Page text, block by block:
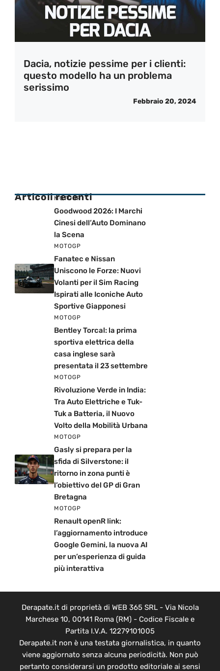
Dacia, notizie pessime per i clienti:
questo modello ha un problema
serissimo
Febbraio 20, 2024
Articoli recenti
MOTOGP
Goodwood 2026: I Marchi
Cinesi dell’Auto Dominano
la Scena
MOTOGP
Fanatec e Nissan
Uniscono le Forze: Nuovi
Volanti per il Sim Racing
Ispirati alle Iconiche Auto
Sportive Giapponesi
MOTOGP
Bentley Torcal: la prima
sportiva elettrica della
casa inglese sarà
presentata il 23 settembre
MOTOGP
Rivoluzione Verde in India:
Tra Auto Elettriche e Tuk-
Tuk a Batteria, il Nuovo
Volto della Mobilità Urbana
MOTOGP
Gasly si prepara per la
sfida di Silverstone: il
ritorno in zona punti è
l’obiettivo del GP di Gran
Bretagna
MOTOGP
Renault openR link:
l’aggiornamento introduce
Google Gemini, la nuova AI
per un’esperienza di guida
più interattiva
Derapate.it di proprietà di WEB 365 SRL - Via Nicola
Marchese 10, 00141 Roma (RM) - Codice Fiscale e
Partita I.V.A. 12279101005
Derapate.it non è una testata giornalistica, in quanto
viene aggiornato senza alcuna periodicità. Non può
pertanto considerarsi un prodotto editoriale ai sensi